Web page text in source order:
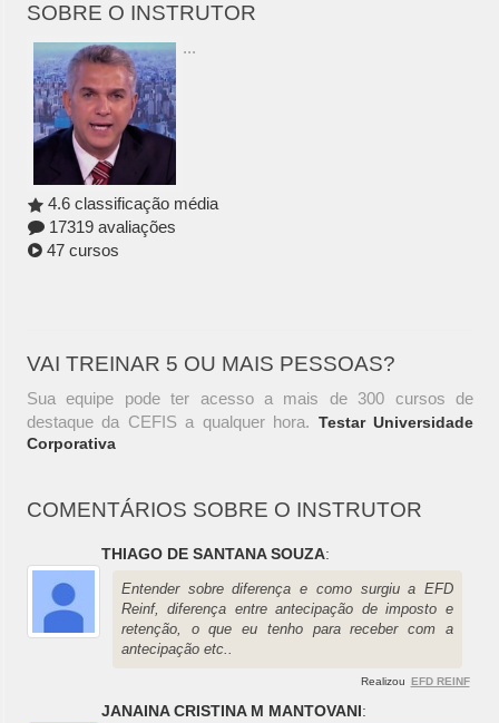
SOBRE O INSTRUTOR
...
4.6 classificação média
17319 avaliações
47 cursos
VAI TREINAR 5 OU MAIS PESSOAS?
Sua equipe pode ter acesso a mais de 300 cursos de
destaque da CEFIS a qualquer hora. Testar Universidade
Corporativa
COMENTÁRIOS SOBRE O INSTRUTOR
THIAGO DE SANTANA SOUZA:
Entender sobre diferença e como surgiu a EFD
Reinf, diferença entre antecipação de imposto e
retenção, o que eu tenho para receber com a
antecipação etc..
Realizou EFD REINF
JANAINA CRISTINA M MANTOVANI: